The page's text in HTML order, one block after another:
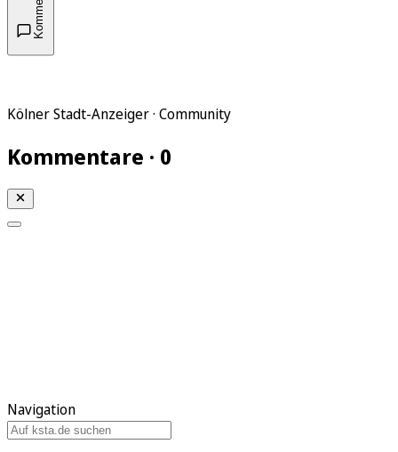
Kölner Stadt-Anzeiger · Community
Kommentare · 0
Navigation